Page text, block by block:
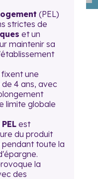
(PEL)
strictes de
et un
maintenir sa
fixent une
4 ans, avec
limite globale
est
du produit
toute la
la
des